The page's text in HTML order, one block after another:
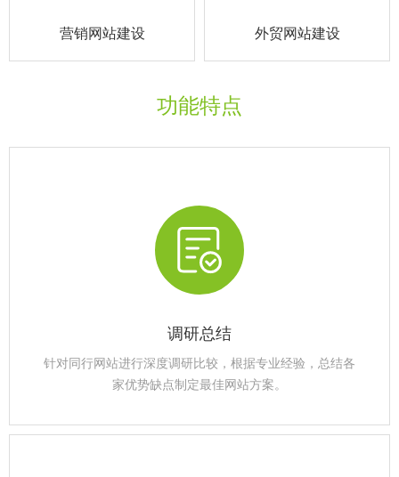
营销网站建设 外贸网站建设
功能特点
调研总结
针对同行网站进行深度调研比较，根据专业经验，总结各
家优势缺点制定最佳网站方案。